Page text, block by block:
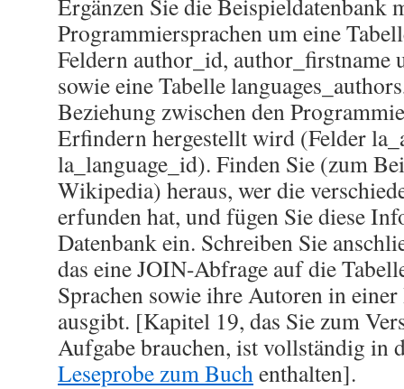
Ergänzen Sie die Beispieldatenbank
Programmiersprachen um eine
Feldern author_id, author_firstname
sowie eine Tabelle
Beziehung zwischen den
Erfindern hergestellt wird (Felder
la_language_id). Finden Sie (zum
Wikipedia) heraus, wer die
erfunden hat, und fügen Sie diese
Datenbank ein. Schreiben Sie
das eine JOIN-Abfrage auf die
Sprachen sowie ihre Autoren in
ausgibt. [Kapitel 19, das Sie zum
Aufgabe brauchen, ist vollständig in
Leseprobe zum Buchenthalten].